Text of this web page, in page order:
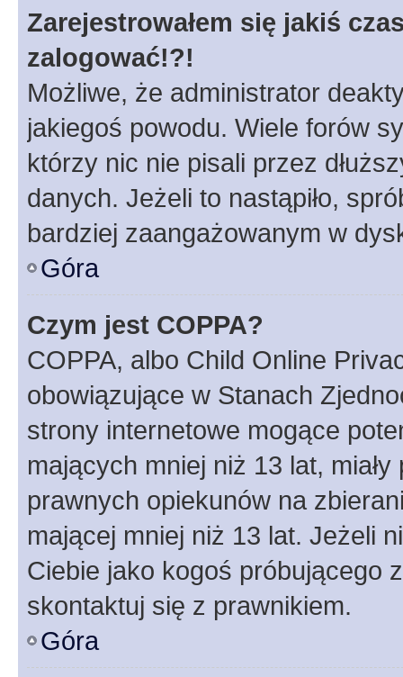
Zarejestrowałem się jakiś
zalogować!?!
Możliwe, że administrator
jakiegoś powodu. Wiele forów
którzy nic nie pisali przez
danych. Jeżeli to nastąpiło,
bardziej zaangażowanym w
Góra
Czym jest COPPA?
COPPA, albo Child Online
obowiązujące w Stanach
strony internetowe mogące
mających mniej niż 13 lat,
prawnych opiekunów na
mającej mniej niż 13 lat. Jeżeli
Ciebie jako kogoś próbującego
skontaktuj się z prawnikiem.
Góra